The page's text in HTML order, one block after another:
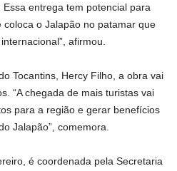
entrega tem potencial para
o Jalapão no patamar que
afirmou.
Tocantins, Hercy Filho, a obra vai
“A chegada de mais turistas vai
para a região e gerar benefícios
Jalapão”, comemora.
é coordenada pela Secretaria